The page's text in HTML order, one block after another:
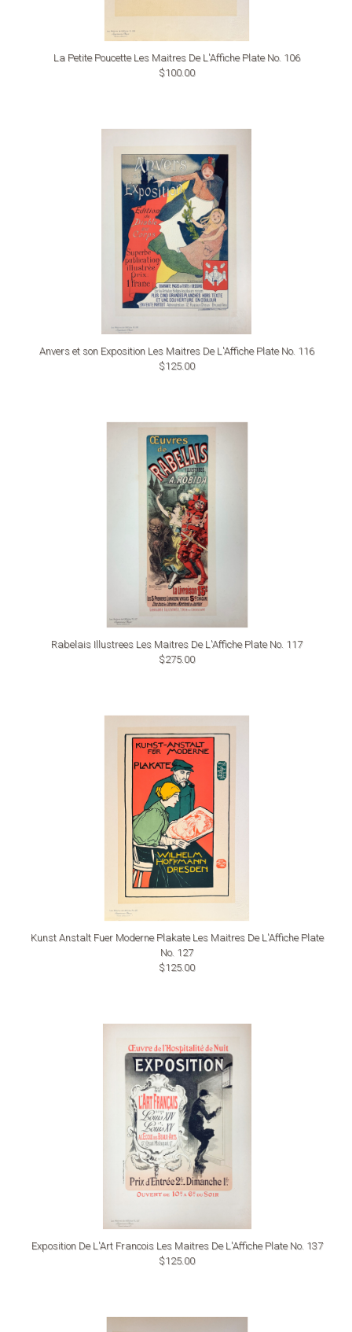
La Petite Poucette Les Maitres De L'Affiche Plate No. 106
$100.00
Anvers et son Exposition Les Maitres De L'Affiche Plate No. 116
$125.00
Rabelais Illustrees Les Maitres De L'Affiche Plate No. 117
$275.00
Kunst Anstalt Fuer Moderne Plakate Les Maitres De L'Affiche Plate
No. 127
$125.00
Exposition De L'Art Francois Les Maitres De L'Affiche Plate No. 137
$125.00